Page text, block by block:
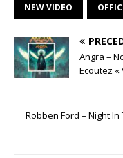
NEW VIDEO
Angra –
Ecoutez «
Robben Ford – Night In